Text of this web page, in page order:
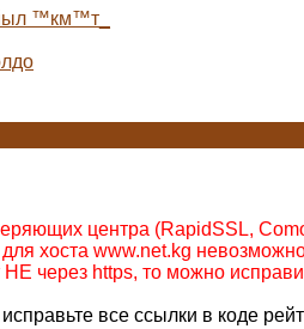
™км™т_
центра (RapidSSL,
хоста www.net.kg
через https, то можно
все ссылки в коде